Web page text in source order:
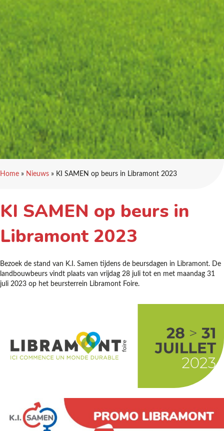
Home » Nieuws » KI SAMEN op beurs in Libramont 2023
KI SAMEN op beurs in
Libramont 2023
Bezoek de stand van K.I. Samen tijdens de beursdagen in Libramont. De
landbouwbeurs vindt plaats van vrijdag 28 juli tot en met maandag 31
juli 2023 op het beursterrein Libramont Foire.